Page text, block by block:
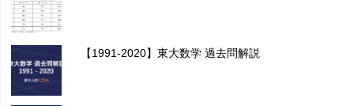
【1991-2020】東大数学 過去問解説